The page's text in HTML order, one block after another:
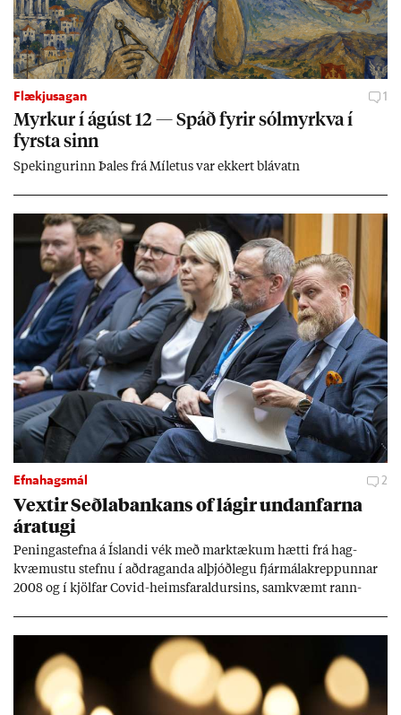
Flækjusagan 1
Myrk­ur í ág­úst 12 — Spáð fyr­ir sól­myrkva í
fyrsta sinn
Spek­ing­ur­inn Þa­les frá Míletus var ekk­ert blá­vatn
Efnahagsmál 2
Vext­ir Seðla­bank­ans of lág­ir und­an­farna
ára­tugi
Pen­inga­stefna á Ís­landi vék með mark­tæk­um hætti frá hag­
kvæm­ustu stefnu í að­drag­anda al­þjóð­legu fjár­málakrepp­unn­ar
2008 og í kjöl­far Covid-heims­far­ald­urs­ins, sam­kvæmt rann­